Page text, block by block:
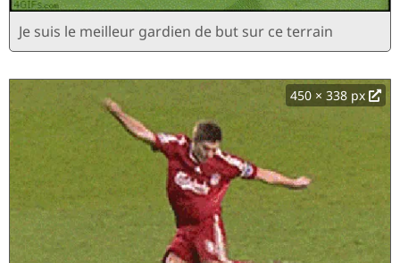
Je suis le meilleur gardien de but sur ce terrain
450 × 338 px